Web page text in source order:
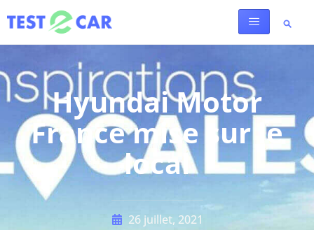
Hyundai Motor
France mise sur le
local
26 juillet, 2021